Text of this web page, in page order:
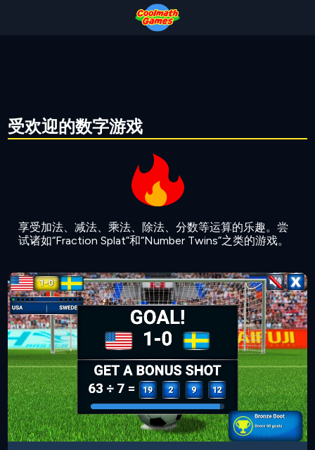
受欢迎的数字游戏
享受加法、减法、乘法、除法、分数等运算的乐趣。尝
试诸如“Fraction Splat”和“Number Twins”之类的游戏。